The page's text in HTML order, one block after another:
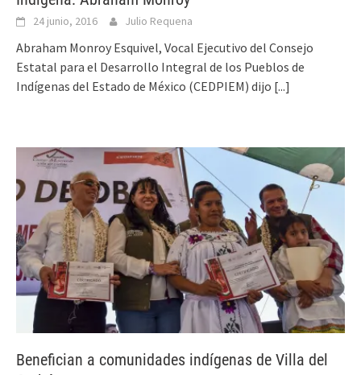
24 junio, 2016 Julio Requena
Abraham Monroy Esquivel, Vocal Ejecutivo del Consejo
Estatal para el Desarrollo Integral de los Pueblos de
Indígenas del Estado de México (CEDPIEM) dijo [...]
Benefician a comunidades indígenas de Villa del